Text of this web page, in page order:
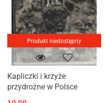
Produkt niedostępny
Kapliczki i krzyże
przydrożne w Polsce